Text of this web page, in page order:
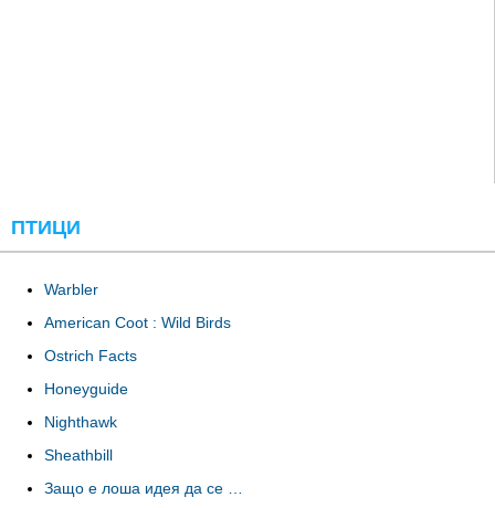
ПТИЦИ
Warbler
American Coot : Wild Birds
Ostrich Facts
Honeyguide
Nighthawk
Sheathbill
Защо е лоша идея да се …